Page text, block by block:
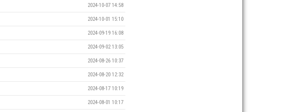
2024-10-07 14:58
2024-10-01 15:10
2024-09-19 16:08
2024-09-02 13:05
2024-08-26 10:37
2024-08-20 12:32
2024-08-17 10:19
2024-08-01 10:17